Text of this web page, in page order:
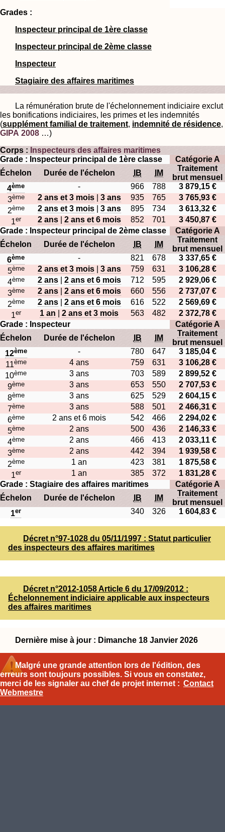
Grades :
Inspecteur principal de 1ère classe
Inspecteur principal de 2ème classe
Inspecteur
Stagiaire des affaires maritimes
La rémunération brute de l'échelonnement indiciaire exclut
les bonifications indiciaires, les primes et les indemnités
(supplément familial de traitement, indemnité de résidence,
GIPA 2008 …)
Corps : Inspecteurs des affaires maritimes
Grade : Inspecteur principal de 1ère classe
Catégorie A
Échelon
Durée de l'échelon IB IM
Traitement
brut mensuel
4ème - 966 788
3 879,15 €
3ème 2 ans et 3 mois| 3 ans 935 765
3 765,93 €
2ème 2 ans et 3 mois| 3 ans 895 734
3 613,32 €
1er 2 ans| 2 ans et 6 mois 852 701
3 450,87 €
Grade : Inspecteur principal de 2ème classe
Catégorie A
Échelon
Durée de l'échelon IB IM
Traitement
brut mensuel
6ème - 821 678
3 337,65 €
5ème 2 ans et 3 mois| 3 ans 759 631
3 106,28 €
4ème 2 ans| 2 ans et 6 mois 712 595
2 929,06 €
3ème 2 ans| 2 ans et 6 mois 660 556
2 737,07 €
2ème 2 ans| 2 ans et 6 mois 616 522
2 569,69 €
1er 1 an 2 ans et 3 mois 563 482
2 372,78 €
Grade : Inspecteur
Catégorie A
Échelon
Durée de l'échelon IB IM
Traitement
brut mensuel
12ème - 780 647
3 185,04 €
11ème 4 ans 759 631
3 106,28 €
10ème 3 ans 703 589
2 899,52 €
9ème 3 ans 653 550
2 707,53 €
8ème 3 ans 625 529
2 604,15 €
7ème 3 ans 588 501
2 466,31 €
6ème 2 ans et 6 mois 542 466
2 294,02 €
5ème 2 ans 500 436
2 146,33 €
4ème 2 ans 466 413
2 033,11 €
3ème 2 ans 442 394
1 939,58 €
2ème 1 an 423 381
1 875,58 €
1er 1 an 385 372
1 831,28 €
Grade : Stagiaire des affaires maritimes
Catégorie A
Échelon
Durée de l'échelon IB IM
Traitement
brut mensuel
1er 340 326 1 604,83 €
Décret n°97-1028 du 05/11/1997 : Statut particulier
des inspecteurs des affaires maritimes
Décret n°2012-1058 Article 6 du 17/09/2012 :
Échelonnement indiciaire applicable aux inspecteurs
des affaires maritimes
Dernière mise à jour : Dimanche 18 Janvier 2026
Malgré une grande attention lors de l'édition, des
erreurs sont toujours possibles. Si vous en constatez,
merci de les signaler au chef de projet internet : Contact
Webmestre